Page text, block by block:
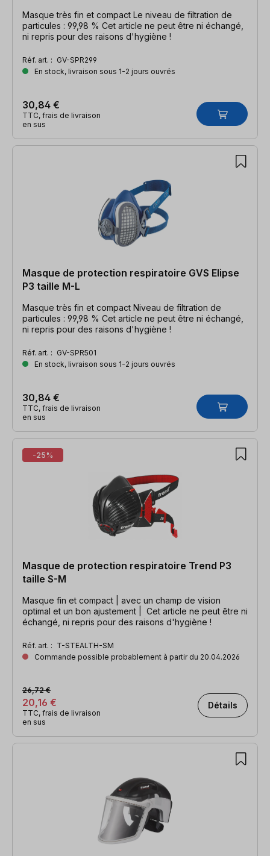
Masque très fin et compact Le niveau de filtration de
particules : 99,98 % Cet article ne peut être ni échangé,
ni repris pour des raisons d'hygiène !
Réf. art. : GV-SPR299
En stock, livraison sous 1-2 jours ouvrés
30,84 €
TTC, frais de livraison
en sus
Masque de protection respiratoire GVS Elipse
P3 taille M-L
Masque très fin et compact Niveau de filtration de
particules : 99,98 % Cet article ne peut être ni échangé,
ni repris pour des raisons d'hygiène !
Réf. art. : GV-SPR501
En stock, livraison sous 1-2 jours ouvrés
30,84 €
TTC, frais de livraison
en sus
-25%
Masque de protection respiratoire Trend P3
taille S-M
Masque fin et compact | avec un champ de vision
optimal et un bon ajustement | Cet article ne peut être ni
échangé, ni repris pour des raisons d'hygiène !
Réf. art. : T-STEALTH-SM
Commande possible probablement à partir du 20.04.2026
20,16 €
26,72 €
TTC, frais de livraison
en sus
Détails